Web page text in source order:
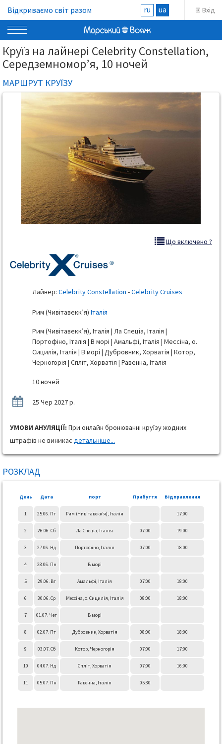
Відкриваємо світ разом ru ua Вхід
Круїз на лайнері Celebrity Constellation,
Середземномор’я, 10 ночей
МАРШРУТ КРУЇЗУ
Що включено ?
Лайнер: Celebrity Constellation -Celebrity Cruises
Рим (Чивітавекк’я) Італія
Рим (Чивітавекк’я), Італія | Ла Спеціа, Італія |
Портофіно, Італія | В морі | Амальфі, Італія | Мессіна, о.
Сицилія, Італія | В морі | Дубровник, Хорватія | Котор,
Черногорія | Спліт, Хорватія | Равенна, Італія
10 ночей
25 Чер 2027 р.
УМОВИ АНУЛЯЦІЇ: При онлайн бронюванні круїзу жодних
штрафів не виникає детальніше...
РОЗКЛАД
День Дата порт Прибуття Відправлення
1 25.06. Пт Рим (Чивітавекк’я), Італія 17:00
2 26.06. Сб Ла Спеціа, Італія 07:00 19:00
3 27.06. Нд Портофіно, Італія 07:00 18:00
4 28.06. Пн В морі
5 29.06. Вт Амальфі, Італія 07:00 18:00
6 30.06. Ср Мессіна, о. Сицилія, Італія 08:00 18:00
7 01.07. Чет В морі
8 02.07. Пт Дубровник, Хорватія 08:00 18:00
9 03.07. Сб Котор, Черногорія 07:00 17:00
10 04.07. Нд Спліт, Хорватія 07:00 16:00
11 05.07. Пн Равенна, Італія 05:30